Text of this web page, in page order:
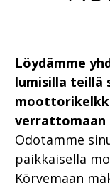
Löydämme
lumisilla teillä
verrattomaan
Odotamme
paikkaisella
Kõrvemaan